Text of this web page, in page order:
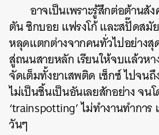
อาจเป็นเพราะรู้สึกต่อต้านสั
ตัน ซิกบอย แฟรงโก้ และสปั๊ดสมั
หลุดแตกต่างจากคนทั่วไปอย่างสุ
สู่ถนนสายหลัก เรียนให้จบแล้วห
จัดเต็มทั้งยาเสพติด เซ็กซ์ ไปจนถึ
ไม่เป็นชิ้นเป็นอันเลยสักอย่าง จน
‘trainspotting’ ไม่ทำงานทำการ
วันๆ